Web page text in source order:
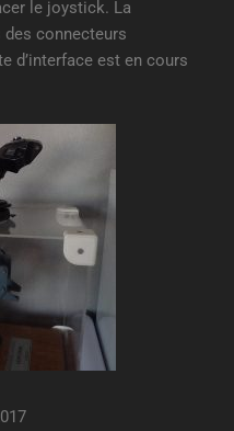
le joystick. La
connecteurs
d’interface est en cours